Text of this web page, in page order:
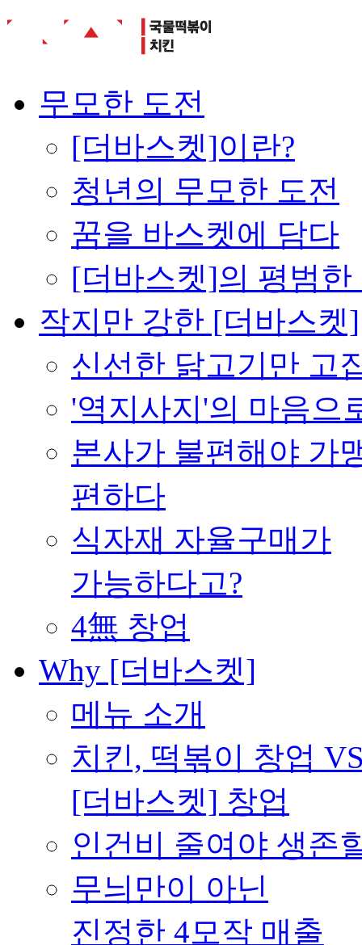
무모한 도전
[더바스켓]이란?
청년의 무모한 도전
꿈을 바스켓에 담다
[더바스켓]의 평범한
작지만 강한 [더바스켓]
신선한 닭고기만 고
'역지사지'의 마음으
본사가 불편해야 가
편하다
식자재 자율구매가
가능하다고?
4無 창업
Why [더바스켓]
메뉴 소개
치킨, 떡볶이 창업
[더바스켓] 창업
인건비 줄여야 생존
무늬만이 아닌
진정한 4모작 매출